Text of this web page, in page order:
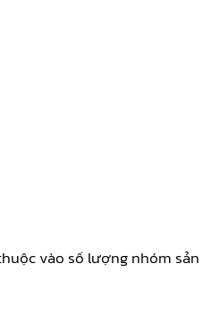
vào số lượng nhóm sản